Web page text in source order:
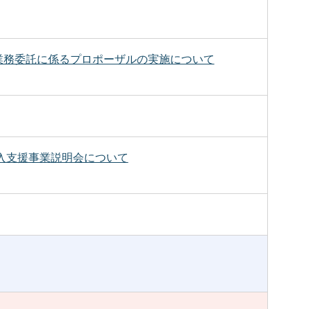
委託に係るプロポーザルの実施について
支援事業説明会について